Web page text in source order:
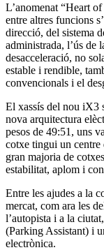
L’anomenat “Heart
entre altres funcions
direcció, del sistema
administrada, l’ús de
desacceleració, no
estable i rendible,
convencionals i el
El xassís del nou iX3
nova arquitectura
pesos de 49:51, uns
cotxe tingui un centre
gran majoria de
estabilitat, aplom i
Entre les ajudes a la
mercat, com ara les
l’autopista i a la
(Parking Assistant) i
electrònica.